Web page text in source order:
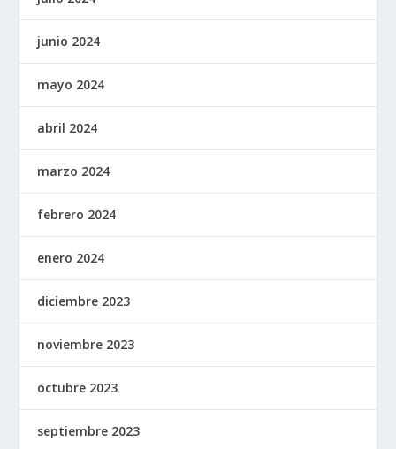
junio 2024
mayo 2024
abril 2024
marzo 2024
febrero 2024
enero 2024
diciembre 2023
noviembre 2023
octubre 2023
septiembre 2023